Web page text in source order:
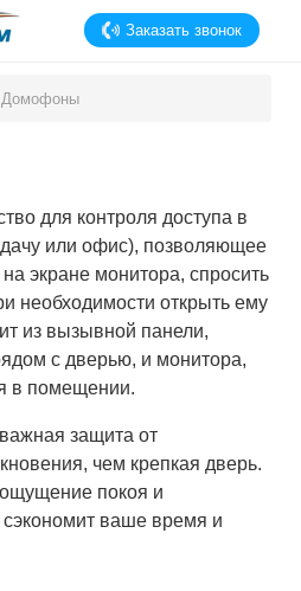
Заказать звонок
Домофоны
для контроля доступа в
или офис), позволяющее
на экране монитора, спросить
необходимости открыть ему
из вызывной панели,
с дверью, и монитора,
в помещении.
защита от
чем крепкая дверь.
покоя и
ваше время и